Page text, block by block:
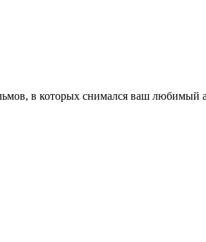
в которых снимался ваш любимый